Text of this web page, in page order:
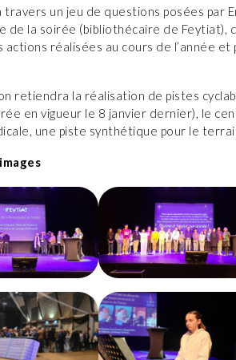
travers un jeu de questions posées par
de la soirée (bibliothécaire de Feytiat),
actions réalisées au cours de l’année
retiendra la réalisation de pistes
en vigueur le 8 janvier dernier), le
une piste synthétique pour le